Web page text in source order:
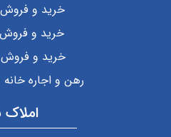
خرید و فروش
خرید و فروش
خرید و فروش
رهن و اجاره خانه